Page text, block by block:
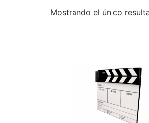
Mostrando el único